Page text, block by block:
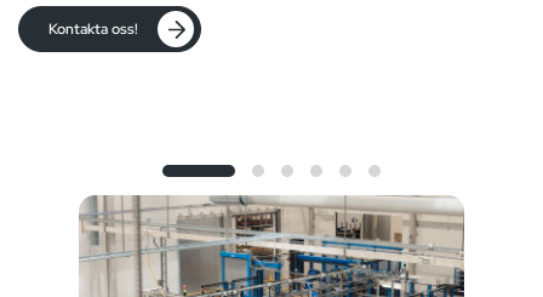
Kontakta oss!